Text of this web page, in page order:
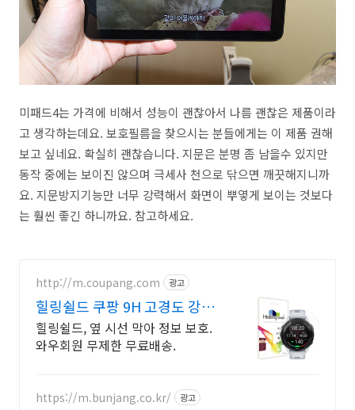
미패드4는 가격에 비해서 성능이 괜찮아서 나름 괜찮은 제품이라
고 생각하는데요. 보호필름을 찾으시는 분들에게는 이 제품 권해
보고 싶네요. 확실히 괜찮습니다. 지문은 분명 좀 남을수 있지만
동작 중에는 보이진 않으며 극세사 천으로 닦으면 깨끗해지니까
요. 지문방지기능만 너무 강력해서 화면이 뿌옇게 보이는 것보다
는 훨씬 좋긴 하니까요. 참고하세요.
http://m.coupang.com 광고
힐링쉴드 쿠팡 9H 고경도 강력
액정 보호
힐링쉴드, 옆 시선 막아 정보 보호.
와우회원 무제한 무료배송.
https://m.bunjang.co.kr/ 광고